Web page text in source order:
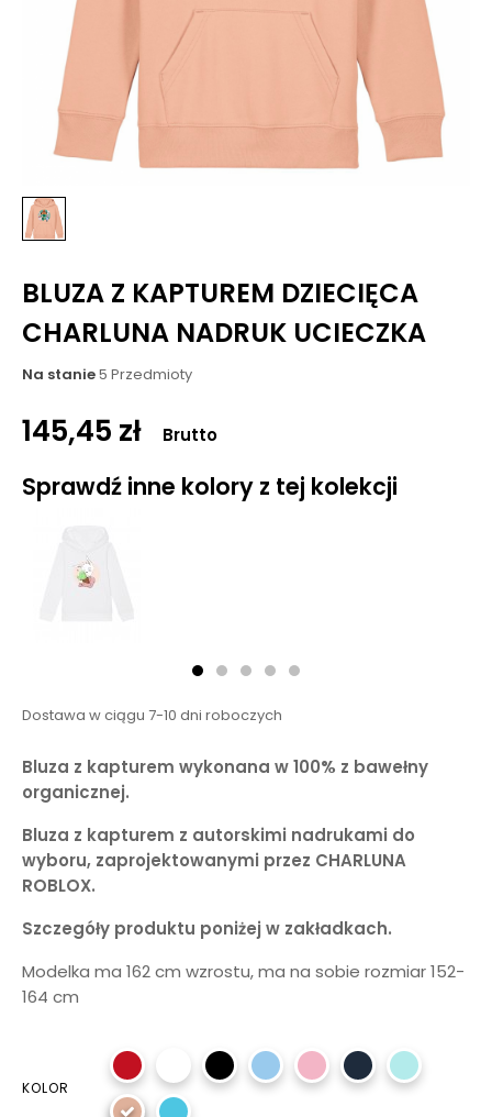
BLUZA Z KAPTUREM DZIECIĘCA
CHARLUNA NADRUK UCIECZKA
Na stanie5 Przedmioty
145,45 zł Brutto
Sprawdź inne kolory z tej kolekcji
Dostawa w ciągu 7-10 dni roboczych
Bluza z kapturem wykonana w 100% z bawełny
organicznej.
Bluza z kapturem z autorskimi nadrukami do
wyboru, zaprojektowanymi przez CHARLUNA
ROBLOX.
Szczegóły produktu poniżej w zakładkach.
Modelka ma 162 cm wzrostu, ma na sobie rozmiar 152-
164 cm
KOLOR